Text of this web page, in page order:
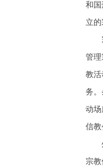
和
立
管
教
务
动
信教
宗